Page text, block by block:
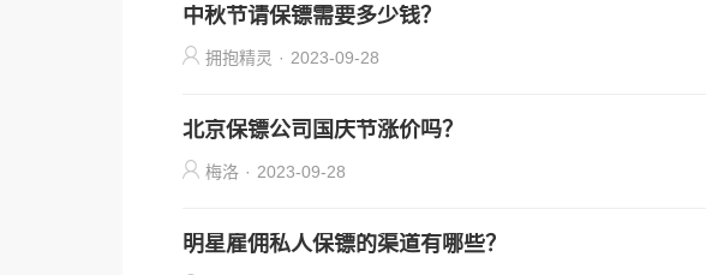
中秋节请保镖需要多少钱？
拥抱精灵 · 2023-09-28
北京保镖公司国庆节涨价吗？
梅洛 · 2023-09-28
明星雇佣私人保镖的渠道有哪些？